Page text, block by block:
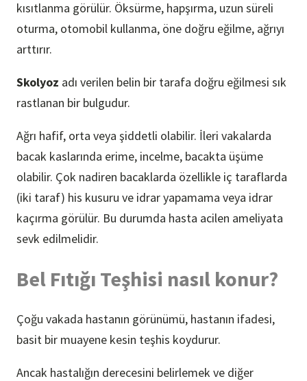
kısıtlanma görülür. Öksürme, hapşırma, uzun süreli
oturma, otomobil kullanma, öne doğru eğilme, ağrıyı
arttırır.
Skolyoz adı verilen belin bir tarafa doğru eğilmesi sık
rastlanan bir bulgudur.
Ağrı hafif, orta veya şiddetli olabilir. İleri vakalarda
bacak kaslarında erime, incelme, bacakta üşüme
olabilir. Çok nadiren bacaklarda özellikle iç taraflarda
(iki taraf) his kusuru ve idrar yapamama veya idrar
kaçırma görülür. Bu durumda hasta acilen ameliyata
sevk edilmelidir.
Bel Fıtığı Teşhisi nasıl konur?
Çoğu vakada hastanın görünümü, hastanın ifadesi,
basit bir muayene kesin teşhis koydurur.
Ancak hastalığın derecesini belirlemek ve diğer